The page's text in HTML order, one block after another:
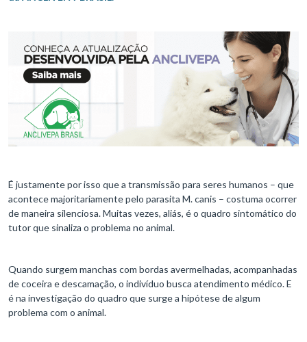
É justamente por isso que a transmissão para seres humanos – que
acontece majoritariamente pelo parasita M. canis – costuma ocorrer
de maneira silenciosa. Muitas vezes, aliás, é o quadro sintomático do
tutor que sinaliza o problema no animal.
Quando surgem manchas com bordas avermelhadas, acompanhadas
de coceira e descamação, o indivíduo busca atendimento médico. E
é na investigação do quadro que surge a hipótese de algum
problema com o animal.